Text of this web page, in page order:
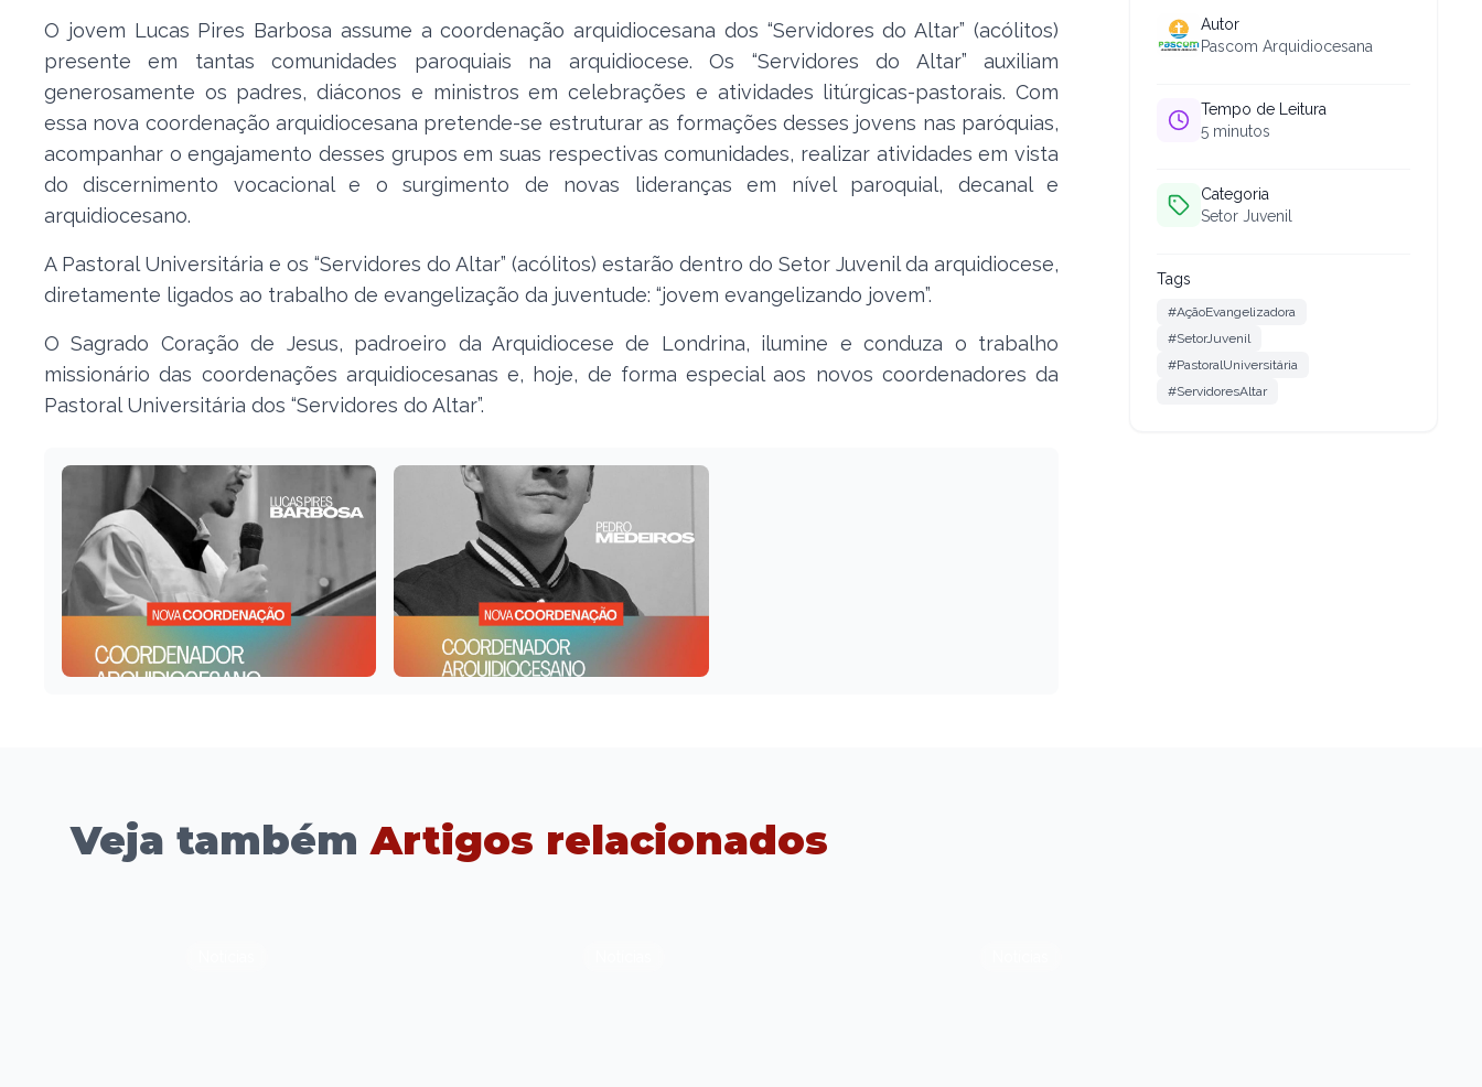
O jovem Lucas Pires Barbosa assume a coordenação arquidiocesana dos “Servidores do Altar” (acólitos)
presente em tantas comunidades paroquiais na arquidiocese. Os “Servidores do Altar” auxiliam
generosamente os padres, diáconos e ministros em celebrações e atividades litúrgicas-pastorais. Com
essa nova coordenação arquidiocesana pretende-se estruturar as formações desses jovens nas paróquias,
acompanhar o engajamento desses grupos em suas respectivas comunidades, realizar atividades em vista
do discernimento vocacional e o surgimento de novas lideranças em nível paroquial, decanal e
arquidiocesano.
A Pastoral Universitária e os “Servidores do Altar” (acólitos) estarão dentro do Setor Juvenil da arquidiocese,
diretamente ligados ao trabalho de evangelização da juventude: “jovem evangelizando jovem”.
O Sagrado Coração de Jesus, padroeiro da Arquidiocese de Londrina, ilumine e conduza o trabalho
missionário das coordenações arquidiocesanas e, hoje, de forma especial aos novos coordenadores da
Pastoral Universitária dos “Servidores do Altar”.
Autor
Pascom Arquidiocesana
Tempo de Leitura
5 minutos
Categoria
Setor Juvenil
Tags
#AçãoEvangelizadora
#SetorJuvenil
#PastoralUniversitária
#ServidoresAltar
Veja tambémArtigos relacionados